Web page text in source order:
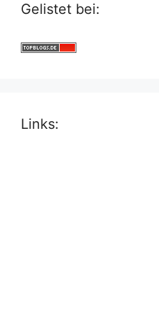
Gelistet bei:
Links: